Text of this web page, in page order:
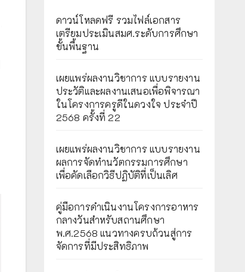
ดาวน์โหลดฟรี รวมไฟล์เอกสาร
เตรียมประเมินสมศ.ระดับการศึกษา
ขั้นพื้นฐาน
เผยแพร่ผลงานวิชาการ แบบรายงาน
ประวัติและผลงานเสนอเพื่อพิจารณา
ในโครงการครูดีในดวงใจ ประจำปี
2568 ครั้งที่ 22
เผยแพร่ผลงานวิชาการ แบบรายงาน
ผลการจัดทำนวัตกรรมการศึกษา
เพื่อคัดเลือกวิธีปฏิบัติที่เป็นเลิศ
คู่มือการดำเนินงานโครงการอาหาร
กลางวันสำหรับสถานศึกษา
พ.ศ.2568 แนวทางครบถ้วนสู่การ
จัดการที่มีประสิทธิภาพ